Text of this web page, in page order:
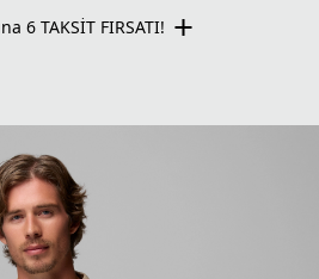
6 TAKSİT FIRSATI!